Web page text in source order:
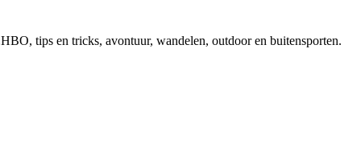
tips en tricks, avontuur, wandelen, outdoor en buitensporten.